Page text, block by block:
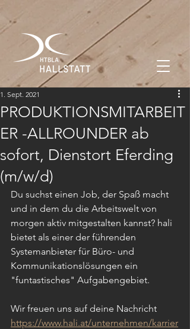
PRODUKTIONSMITARBEIT
ER -ALLROUNDER ab
sofort, Dienstort Eferding
(m/w/d)
1. Sept. 2021
Du suchst einen Job, der Spaß macht
und in dem du die Arbeitswelt von
morgen aktiv mitgestalten kannst? hali
bietet als einer der führenden
Systemanbieter für Büro- und
Kommunikationslösungen ein
"funtastisches" Aufgabengebiet.
Wir freuen uns auf deine Nachricht
https://www.hali.at/unternehmen/karrier